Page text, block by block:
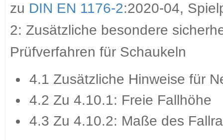
zu DIN EN 1176-2:2020-04,
2: Zusätzliche besondere
Prüfverfahren für Schaukeln
4.1 Zusätzliche Hinweise für
4.2 Zu 4.10.1: Freie Fallhöhe
4.3 Zu 4.10.2: Maße des